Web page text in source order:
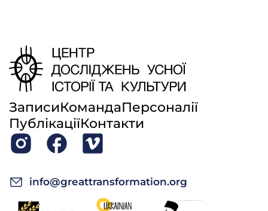
ЗаписиКомандаПерсоналії
ПублікаціїКонтакти
info@greattransformation.org